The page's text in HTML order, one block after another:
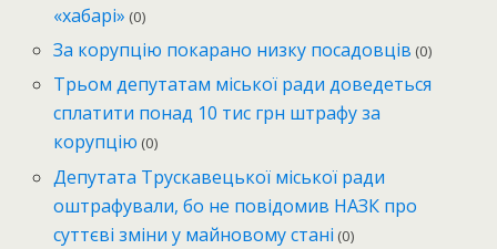
«хабарі» (0)
За корупцію покарано низку посадовців (0)
Трьом депутатам міської ради доведеться
сплатити понад 10 тис грн штрафу за
корупцію (0)
Депутата Трускавецької міської ради
оштрафували, бо не повідомив НАЗК про
суттєві зміни у майновому стані (0)